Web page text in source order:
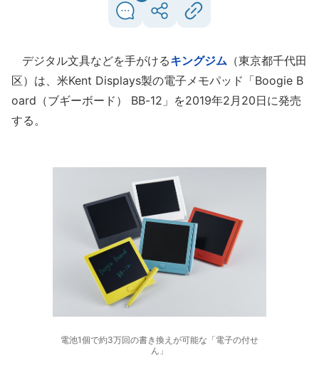
デジタル文具などを手がけるキングジム （東京都千代田
区）は、米Kent Displays製の電子メモパッド「Boogie B
oard（ブギーボード） BB-12」を2019年2月20日に発売
する。
電池1個で約3万回の書き換えが可能な「電子の付せ
ん」